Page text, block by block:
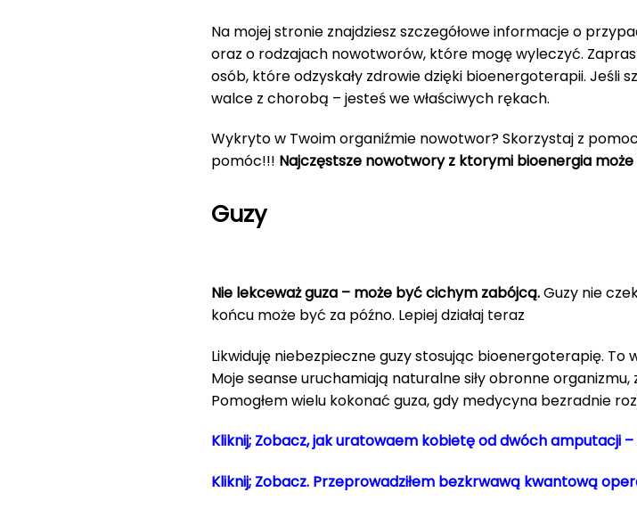
Na mojej stronie znajdziesz szczegółowe informacje o
oraz o rodzajach nowotworów, które mogę wyleczyć.
osób, które odzyskały zdrowie dzięki bioenergoterapii. Jeśli
walce z chorobą – jesteś we właściwych rękach.
Wykryto w Twoim organiźmie nowotwor? Skorzystaj z
pomóc!!! Najczęstsze nowotwory z ktorymi bioenergia
Guzy
Nie lekceważ guza – może być cichym zabójcą.Guzy nie
końcu może być za późno. Lepiej działaj teraz
Likwiduję niebezpieczne guzy stosując bioenergoterapię.
Moje seanse uruchamiają naturalne siły obronne organizmu,
Pomogłem wielu kokonać guza, gdy medycyna bezradnie
Kliknij; Zobacz, jak uratowaem kobietę od dwóch amputacji
Kliknij; Zobacz. Przeprowadziłem bezkrwawą kwantową